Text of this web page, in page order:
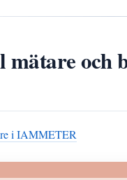
och
i IAMMETER